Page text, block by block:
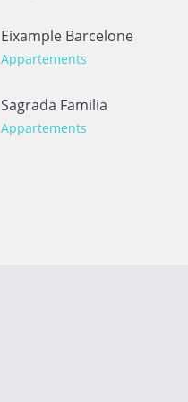
Eixample Barcelone
Appartements
Sagrada Familia
Appartements